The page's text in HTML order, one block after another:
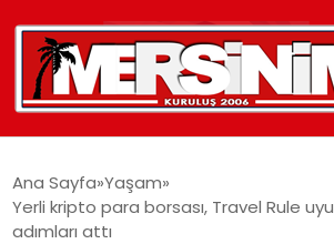
YAŞAM
Ana Sayfa Yaşam
Yerli kripto para borsası, Travel Rule
adımları attı